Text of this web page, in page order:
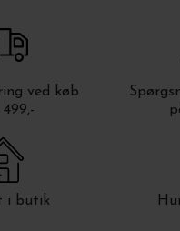
ved køb
i butik